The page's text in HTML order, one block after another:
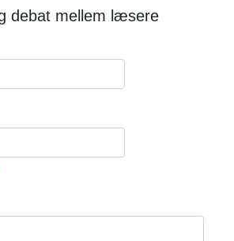
debat mellem læsere